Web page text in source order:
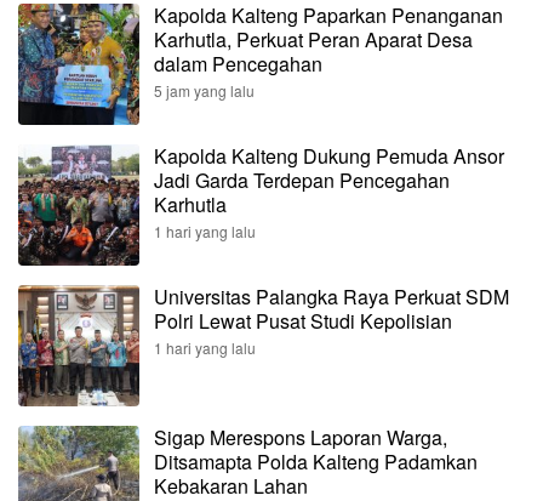
Kapolda Kalteng Paparkan Penanganan
Karhutla, Perkuat Peran Aparat Desa
dalam Pencegahan
5 jam yang lalu
Kapolda Kalteng Dukung Pemuda Ansor
Jadi Garda Terdepan Pencegahan
Karhutla
1 hari yang lalu
Universitas Palangka Raya Perkuat SDM
Polri Lewat Pusat Studi Kepolisian
1 hari yang lalu
Sigap Merespons Laporan Warga,
Ditsamapta Polda Kalteng Padamkan
Kebakaran Lahan